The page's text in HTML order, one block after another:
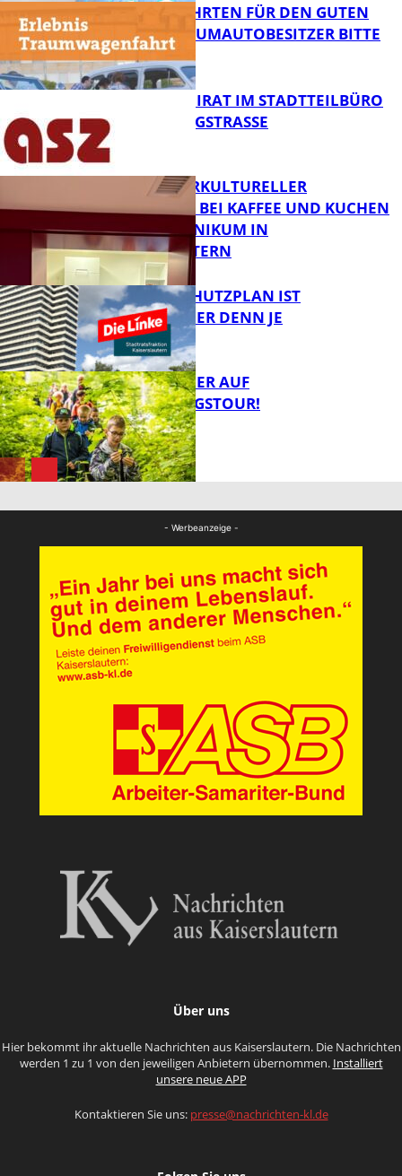
FB News
FB News
SPENDENFAHRTEN FÜR DEN GUTEN
ZWECK – TRAUMAUTOBESITZER BITTE
MELDEN!
FB News
SENIORENBEIRAT IM STADTTEILBÜRO
IN DER KÖNIGSTRASSE
FB Gesundheit
NEUER INTERKULTURELLER
TREFFPUNKT BEI KAFFEE UND KUCHEN
IM PFALZKLINIKUM IN
KAISERSLAUTERN
FB News
EIN HITZESCHUTZPLAN IST
NOTWENDIGER DENN JE
MIT DEM JÄGER AUF
ENTDECKUNGSTOUR!
- Werbeanzeige -
Über uns
Hier bekommt ihr aktuelle Nachrichten aus Kaiserslautern. Die Nachrichten
werden 1 zu 1 von den jeweiligen Anbietern übernommen. Installiert
unsere neue APP
Kontaktieren Sie uns: presse@nachrichten-kl.de